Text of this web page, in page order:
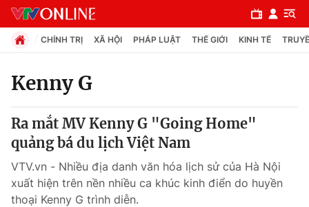
Chuyên mục
Chính trị
Xã hội
CHÍNH TRỊ XÃ HỘI PHÁP LUẬT THẾ GIỚI KINH TẾ
Kenny G
Ra mắt MV Kenny G "Going Home"
quảng bá du lịch Việt Nam
VTV.vn - Nhiều địa danh văn hóa lịch sử của Hà Nội
xuất hiện trên nền nhiều ca khúc kinh điển do huyền
thoại Kenny G trình diễn.